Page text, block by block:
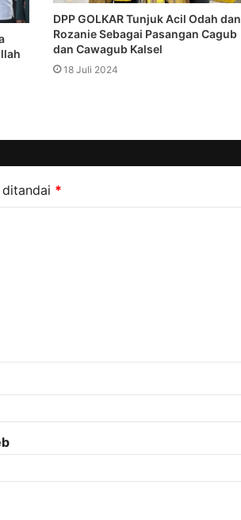
DPP GOLKAR Tunjuk Acil Odah dan
Rozanie Sebagai Pasangan Cagub
dan Cawagub Kalsel
18 Juli 2024
*